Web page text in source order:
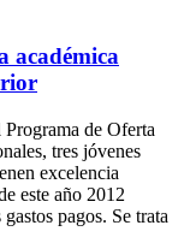
académica
de Oferta
tres jóvenes
excelencia
este año 2012
pagos. Se trata